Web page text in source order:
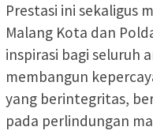
Prestasi ini sekaligus
Malang Kota dan
inspirasi bagi seluruh
membangun
yang berintegritas,
pada perlindungan